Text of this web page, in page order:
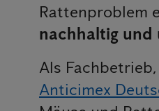
Rattenproblem
nachhaltig
Als
Anticimex